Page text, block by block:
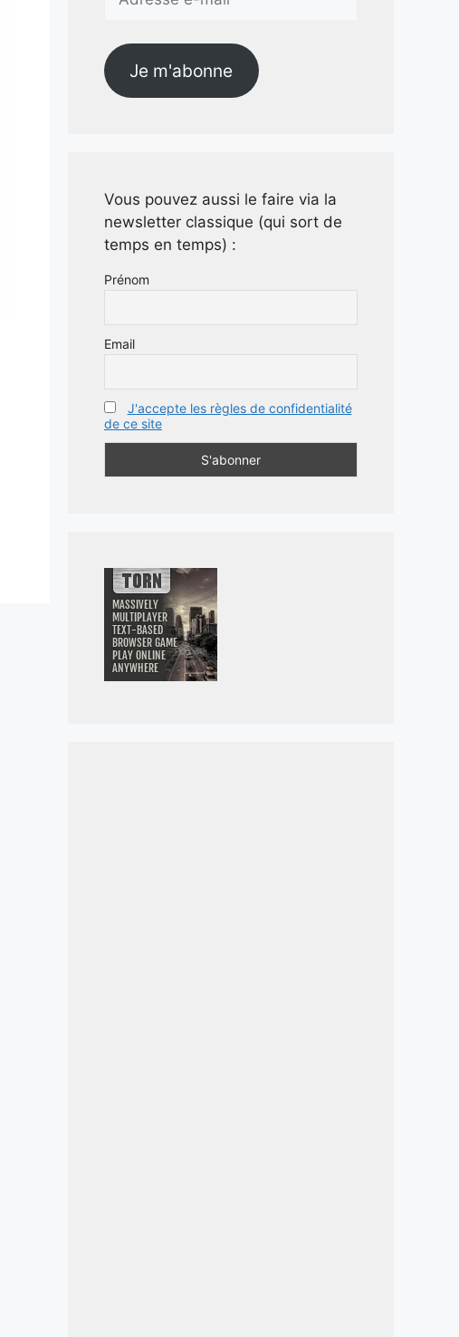
e-
Je m'abonne
Vous pouvez aussi le faire via la
newsletter classique (qui sort de
temps en temps) :
Prénom
Email
J'accepte les règles de confidentialité
de ce site